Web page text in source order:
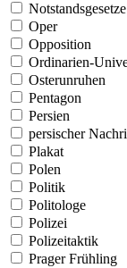
Notstandsgesetze
Oper
Opposition
Ordinarien-
Osterunruhen
Pentagon
Persien
persischer
Plakat
Polen
Politik
Politologe
Polizei
Polizeitaktik
Prager Frühling